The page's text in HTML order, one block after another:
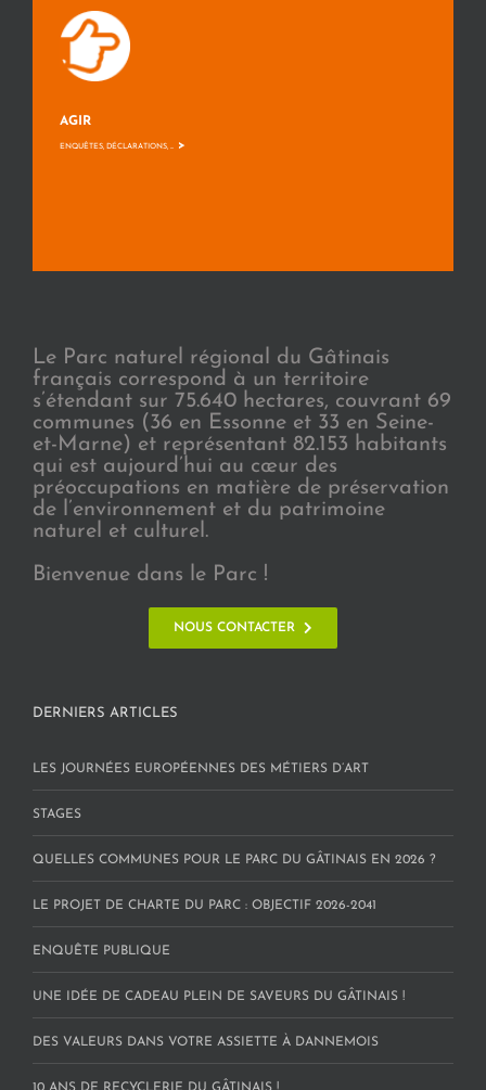
AGIR
ENQUÊTES, DÉCLARATIONS, ... >
Le Parc naturel régional du Gâtinais
français correspond à un territoire
s’étendant sur 75.640 hectares, couvrant 69
communes (36 en Essonne et 33 en Seine-
et-Marne) et représentant 82.153 habitants
qui est aujourd’hui au cœur des
préoccupations en matière de préservation
de l’environnement et du patrimoine
naturel et culturel.
Bienvenue dans le Parc !
NOUS CONTACTER
DERNIERS ARTICLES
LES JOURNÉES EUROPÉENNES DES MÉTIERS D’ART
STAGES
QUELLES COMMUNES POUR LE PARC DU GÂTINAIS EN 2026 ?
LE PROJET DE CHARTE DU PARC : OBJECTIF 2026-2041
ENQUÊTE PUBLIQUE
UNE IDÉE DE CADEAU PLEIN DE SAVEURS DU GÂTINAIS !
DES VALEURS DANS VOTRE ASSIETTE À DANNEMOIS